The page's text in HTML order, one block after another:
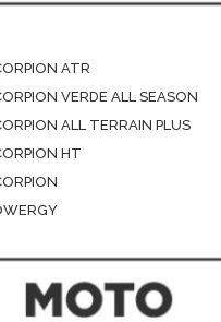
ATR
VERDE ALL SEASON
ALL TERRAIN PLUS
HT